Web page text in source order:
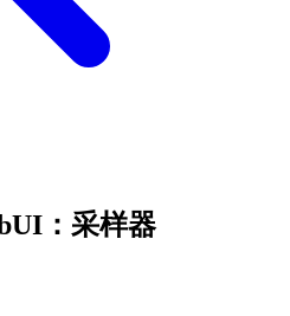
：采样器